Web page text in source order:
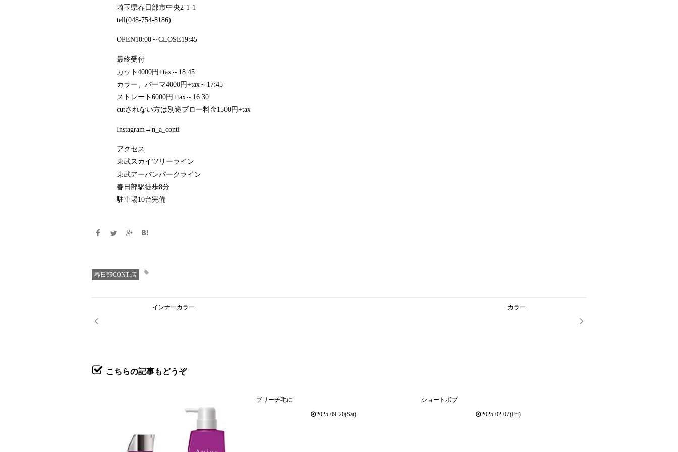
埼玉県春日部市中央2-1-1
tell(048-754-8186)
OPEN10:00～CLOSE19:45
最終受付
カット4000円+tax～18:45
カラー、パーマ4000円+tax～17:45
ストレート6000円+tax～16:30
cutされない方は別途ブロー料金1500円+tax
Instagram→n_a_conti
アクセス
東武スカイツリーライン
東武アーバンパークライン
春日部駅徒歩8分
駐車場10台完備
春日部CONTi店
インナーカラー カラー
こちらの記事もどうぞ
ブリーチ毛に
2025-09-20(Sat)
ショートボブ
2025-02-07(Fri)